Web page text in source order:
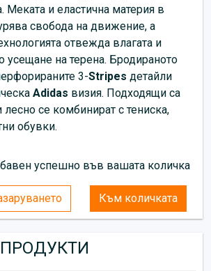
Меката и еластична материя в
свобода на движение, а
отвежда влагата и
усещане на терена. Бродираното
3-Stripes детайли
Adidas визия. Подходящи са
се комбинират с тениска,
обувки.
успешно във вашата количка
Към количката